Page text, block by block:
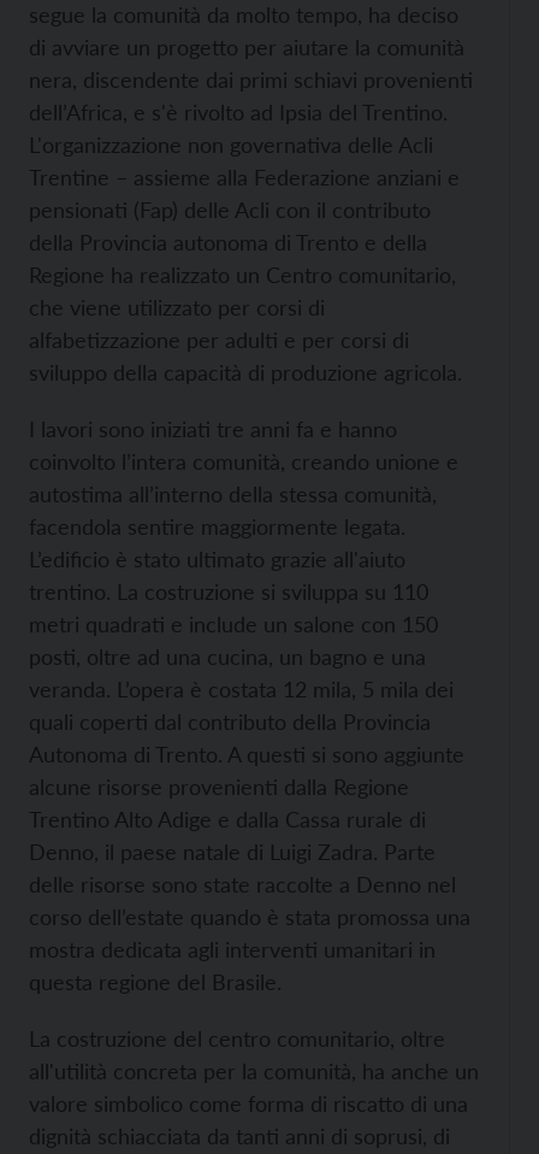
segue la comunità da molto tempo, ha deciso
di avviare un progetto per aiutare la comunità
nera, discendente dai primi schiavi provenienti
dell’Africa, e s'è rivolto ad Ipsia del Trentino.
L'organizzazione non governativa delle Acli
Trentine – assieme alla Federazione anziani e
pensionati (Fap) delle Acli con il contributo
della Provincia autonoma di Trento e della
Regione ha realizzato un Centro comunitario,
che viene utilizzato per corsi di
alfabetizzazione per adulti e per corsi di
sviluppo della capacità di produzione agricola.
I lavori sono iniziati tre anni fa e hanno
coinvolto l’intera comunità, creando unione e
autostima all’interno della stessa comunità,
facendola sentire maggiormente legata.
L’edificio è stato ultimato grazie all'aiuto
trentino. La costruzione si sviluppa su 110
metri quadrati e include un salone con 150
posti, oltre ad una cucina, un bagno e una
veranda. L’opera è costata 12 mila, 5 mila dei
quali coperti dal contributo della Provincia
Autonoma di Trento. A questi si sono aggiunte
alcune risorse provenienti dalla Regione
Trentino Alto Adige e dalla Cassa rurale di
Denno, il paese natale di Luigi Zadra. Parte
delle risorse sono state raccolte a Denno nel
corso dell’estate quando è stata promossa una
mostra dedicata agli interventi umanitari in
questa regione del Brasile.
La costruzione del centro comunitario, oltre
all'utilità concreta per la comunità, ha anche un
valore simbolico come forma di riscatto di una
dignità schiacciata da tanti anni di soprusi, di